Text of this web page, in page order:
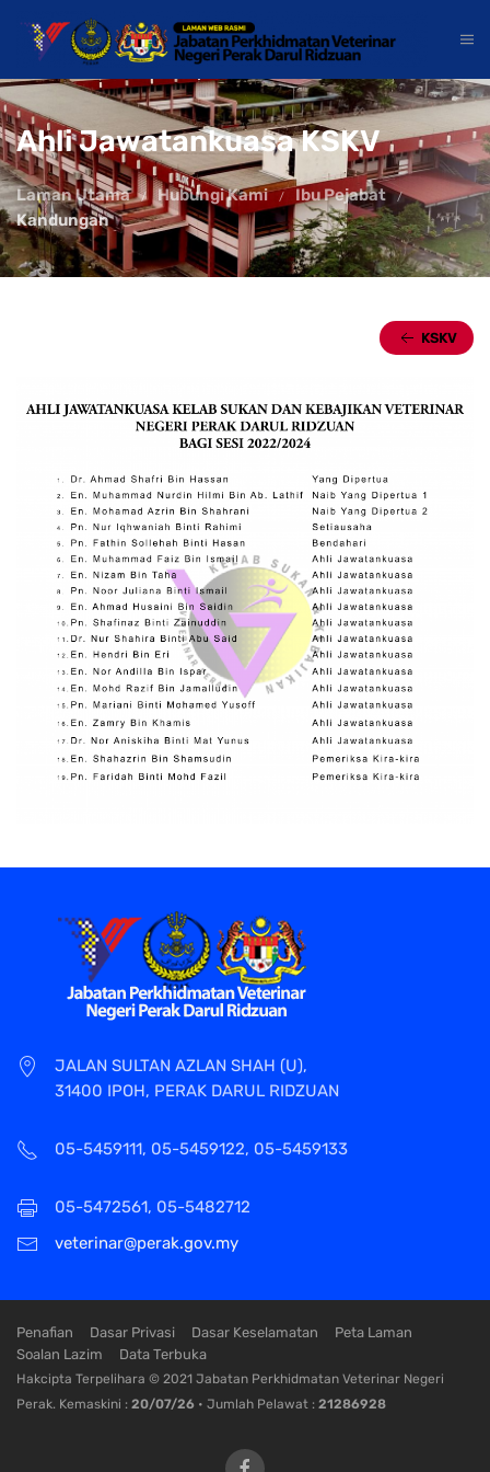
Ahli Jawatankuasa KSKV
Laman Utama Hubungi Kami
Ibu Pejabat
Kandungan
KSKV
JALAN SULTAN AZLAN SHAH (U),
31400 IPOH, PERAK DARUL RIDZUAN
05-5459111, 05-5459122, 05-5459133
05-5472561, 05-5482712
veterinar@perak.gov.my
Penafian Dasar Privasi Dasar Keselamatan
Peta Laman
Soalan Lazim
Data Terbuka
Hakcipta Terpelihara © 2021 Jabatan Perkhidmatan Veterinar Negeri
Perak. Kemaskini : 20/07/26 • Jumlah Pelawat : 21286928